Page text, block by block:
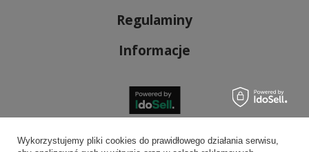
Regulaminy
Informacje
Bezpieczne płatności
Wykorzystujemy pliki cookies do prawidłowego działania serwisu,